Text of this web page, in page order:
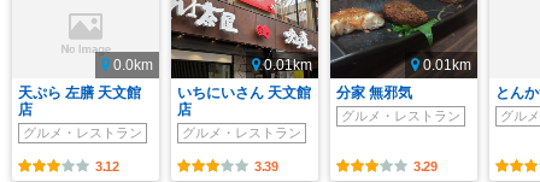
0.0km
天ぷら 左膳 天文館
店
グルメ・レストラン
3.12
0.01km
いちにいさん 天文館
店
グルメ・レストラン
3.39
0.01km
分家 無邪気
グルメ・レストラン
3.29
とん
グル